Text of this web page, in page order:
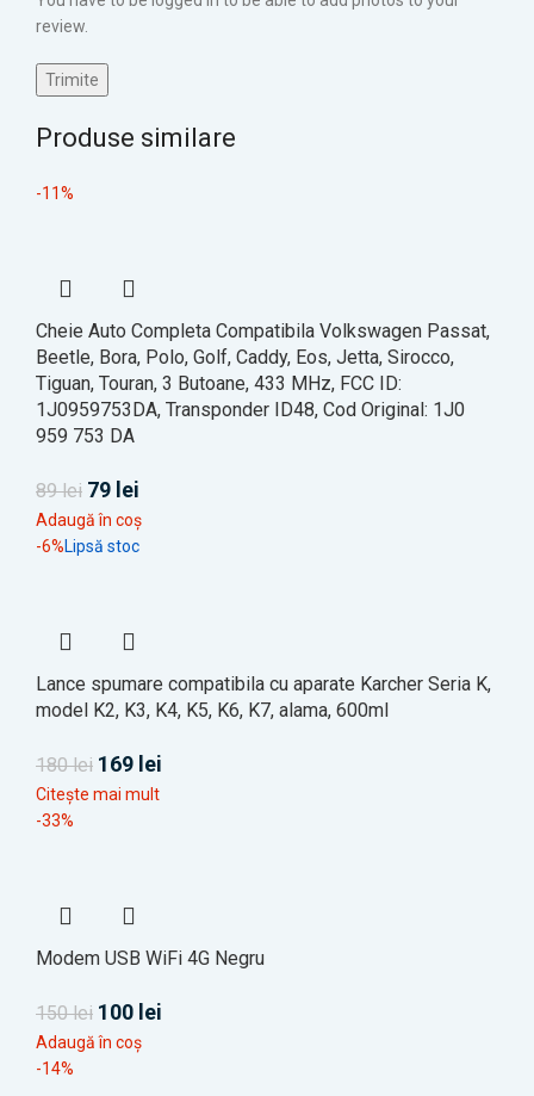
review.
Produse similare
-11%
Cheie Auto Completa Compatibila Volkswagen Passat,
Beetle, Bora, Polo, Golf, Caddy, Eos, Jetta, Sirocco,
Tiguan, Touran, 3 Butoane, 433 MHz, FCC ID:
1J0959753DA, Transponder ID48, Cod Original: 1J0
959 753 DA
89lei 79 lei
Adaugă în coș
-6%Lipsă stoc
Lance spumare compatibila cu aparate Karcher Seria K,
model K2, K3, K4, K5, K6, K7, alama, 600ml
180lei 169 lei
Citește mai mult
-33%
Modem USB WiFi 4G Negru
150lei 100 lei
Adaugă în coș
-14%